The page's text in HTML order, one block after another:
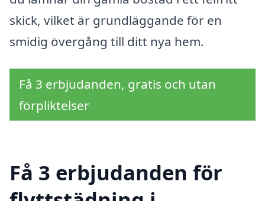
skick, vilket är grundläggande för en
smidig övergång till ditt nya hem.
Få 3 erbjudanden, gratis och utan
förpliktelser
Få 3 erbjudanden för